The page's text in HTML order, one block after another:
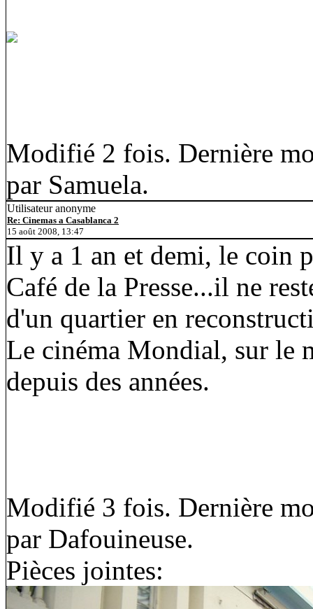
Modifié 2 fois. Dernière
par Samuela.
Utilisateur anonyme
Re: Cinemas a Casablanca 2
15 août 2008, 13:47
Il y a 1 an et demi, le coin
Café de la Presse...il ne
d'un quartier en
Le cinéma Mondial, sur le
depuis des années.
Modifié 3 fois. Dernière
par Dafouineuse.
Pièces jointes: